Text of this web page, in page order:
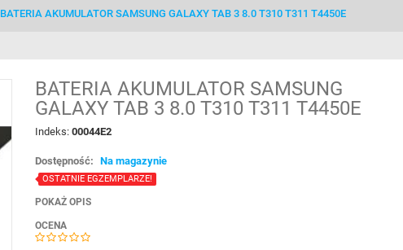
BATERIA AKUMULATOR SAMSUNG GALAXY TAB 3 8.0 T310 T311 T4450E
BATERIA AKUMULATOR SAMSUNG
GALAXY TAB 3 8.0 T310 T311 T4450E
Indeks:00044E2
Dostępność: Na magazynie
OSTATNIE EGZEMPLARZE!
POKAŻ OPIS
OCENA